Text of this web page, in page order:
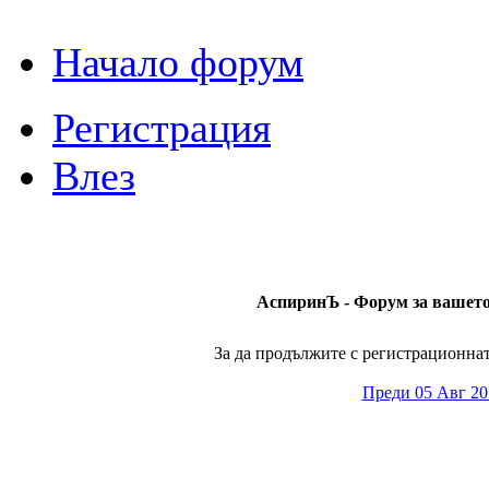
Начало форум
Регистрация
Влез
АспиринЪ - Форум за вашето
За да продължите с
Преди 05 Авг